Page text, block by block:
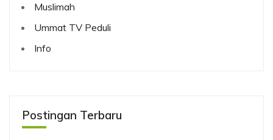
Muslimah
Ummat TV Peduli
Info
Postingan Terbaru